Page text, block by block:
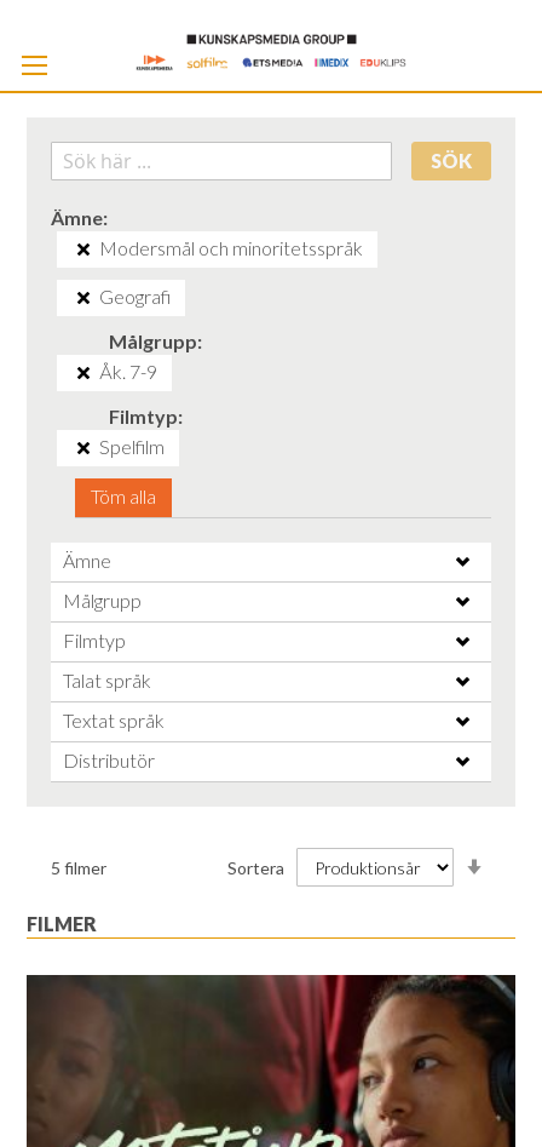
SÖK
Ämne
Modersmål och minoritetsspråk
Geografi
Målgrupp
Åk. 7-9
Filmtyp
Spelfilm
Töm alla
Ämne
Målgrupp
Filmtyp
Talat språk
Textat språk
Distributör
5 filmer Sortera
FILMER